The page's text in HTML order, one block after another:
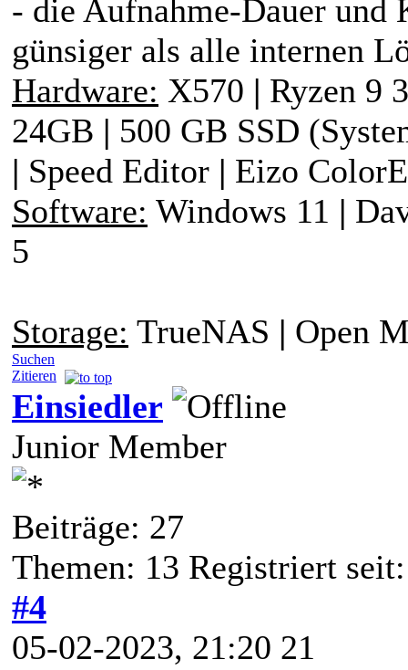
- die Aufnahme-Dauer und
günsiger als alle internen
Hardware: X570 | Ryzen 9
24GB | 500 GB SSD
| Speed Editor | Eizo
Software: Windows 11 |
5
Storage: TrueNAS | Open
Suchen
Zitieren
Einsiedler
Junior Member
Beiträge: 27
Themen: 13 Registriert
#4
05-02-2023, 21:20 21